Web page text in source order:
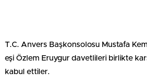
T.C. Anvers Başkonsolosu Mustafa
eşi Özlem Eruygur davetlileri birlikte
kabul ettiler.